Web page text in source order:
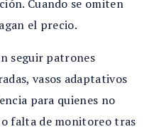
Cuando se omiten
el precio.
seguir patrones
vasos adaptativos
para quienes no
falta de monitoreo tras